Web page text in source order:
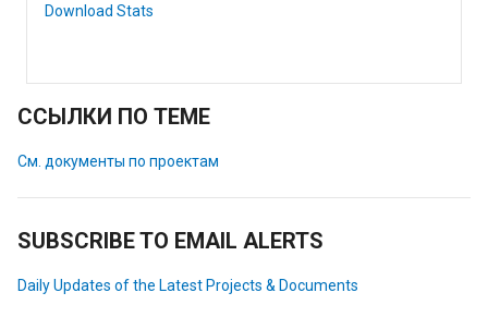
Download Stats
ССЫЛКИ ПО ТЕМЕ
См. документы по проектам
SUBSCRIBE TO EMAIL ALERTS
Daily Updates of the Latest Projects & Documents